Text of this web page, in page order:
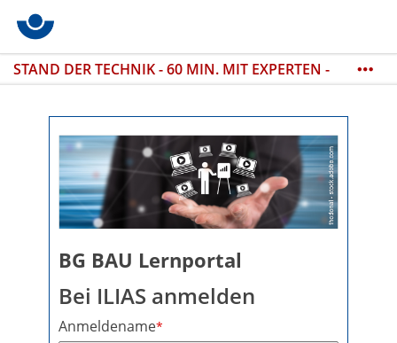
STAND DER TECHNIK - 60 MIN. MIT EXPERTEN -
THEMA: Sicheres Heben von Lasten im
https://seminare.bgbau.de/de/kat4000
BG BAU Lernportal
Bei ILIAS anmelden
Anmeldename*